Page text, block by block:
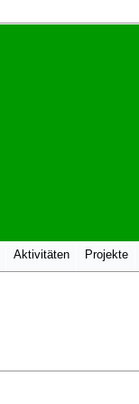
Aktivitäten Projekte